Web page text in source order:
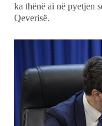
ka thënë ai në pyetjen
Qeverisë.